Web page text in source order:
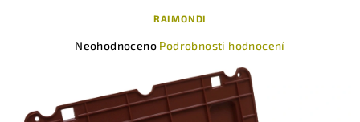
RAIMONDI
Neohodnoceno Podrobnosti hodnocení